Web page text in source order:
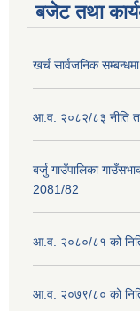
बजेट तथा
खर्च सार्वजनिक सम्बन्धमा
आ.व. २०८२/८३ नीति
बर्जु गाउँपालिका
2081/82
आ.व. २०८०/८१ को
आ.व. २०७९/८० को